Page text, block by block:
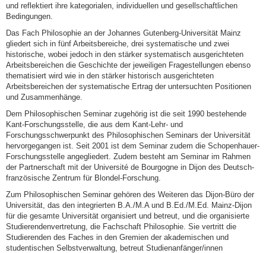
und reflektiert ihre kategorialen, individuellen und gesellschaftlichen
Bedingungen.
Das Fach Philosophie an der Johannes Gutenberg-Universität Mainz
gliedert sich in fünf Arbeitsbereiche, drei systematische und zwei
historische, wobei jedoch in den stärker systematisch ausgerichteten
Arbeitsbereichen die Geschichte der jeweiligen Fragestellungen ebenso
thematisiert wird wie in den stärker historisch ausgerichteten
Arbeitsbereichen der systematische Ertrag der untersuchten Positionen
und Zusammenhänge.
Dem Philosophischen Seminar zugehörig ist die seit 1990 bestehende
Kant-Forschungsstelle, die aus dem Kant-Lehr- und
Forschungsschwerpunkt des Philosophischen Seminars der Universität
hervorgegangen ist. Seit 2001 ist dem Seminar zudem die Schopenhauer-
Forschungsstelle angegliedert. Zudem besteht am Seminar im Rahmen
der Partnerschaft mit der Université de Bourgogne in Dijon des Deutsch-
französische Zentrum für Blondel-Forschung.
Zum Philosophischen Seminar gehören des Weiteren das Dijon-Büro der
Universität, das den integrierten B.A./M.A und B.Ed./M.Ed. Mainz-Dijon
für die gesamte Universität organisiert und betreut, und die organisierte
Studierendenvertretung, die Fachschaft Philosophie. Sie vertritt die
Studierenden des Faches in den Gremien der akademischen und
studentischen Selbstverwaltung, betreut Studienanfänger/innen